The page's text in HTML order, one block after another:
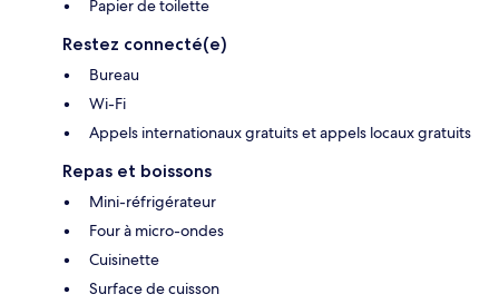
Papier de toilette
Restez connecté(e)
Bureau
Wi-Fi
Appels internationaux gratuits et appels locaux gratuits
Repas et boissons
Mini-réfrigérateur
Four à micro-ondes
Cuisinette
Surface de cuisson